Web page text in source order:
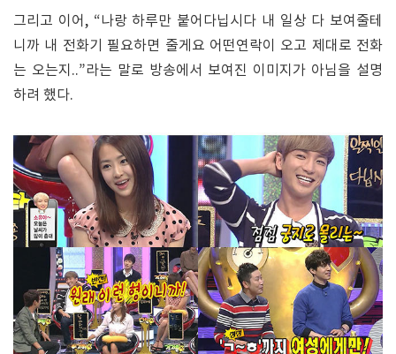
그리고 이어, “나랑 하루만 붙어다닙시다 내 일상 다 보여줄테
니까 내 전화기 필요하면 줄게요 어떤연락이 오고 제대로 전화
는 오는지..”라는 말로 방송에서 보여진 이미지가 아님을 설명
하려 했다.